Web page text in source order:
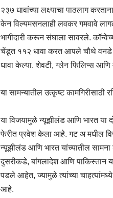
२३७ धावांच्या लक्ष्याचा पाठलाग
केन विल्यमसनलाही लवकर गमवावे
भागीदारी करून संघाला सावरले.
चेंडूत ११२ धावा करत आपले चौथे वनडे
धावा केल्या. शेवटी, ग्लेन फिलिप्स
या सामन्यातील उत्कृष्ट कामगिरीसाठी
या विजयामुळे न्यूझीलंड आणि भारत या
फेरीत प्रवेश केला आहे. गट अ मधील
न्यूझीलंड आणि भारत यांच्यातील
दुसरीकडे, बांगलादेश आणि पाकिस्तान
पडले आहेत, ज्यामुळे त्यांच्या चाहत्यांमध्ये
आहे.